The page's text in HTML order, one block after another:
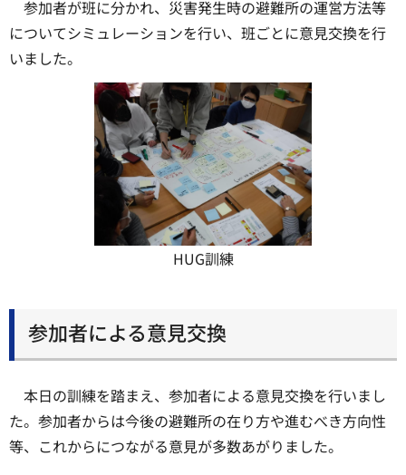
参加者が班に分かれ、災害発生時の避難所の運営方法等
についてシミュレーションを行い、班ごとに意見交換を行
いました。
HUG訓練
参加者による意見交換
本日の訓練を踏まえ、参加者による意見交換を行いまし
た。参加者からは今後の避難所の在り方や進むべき方向性
等、これからにつながる意見が多数あがりました。